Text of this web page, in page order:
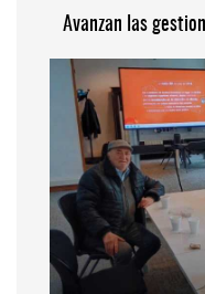
Avanzan las